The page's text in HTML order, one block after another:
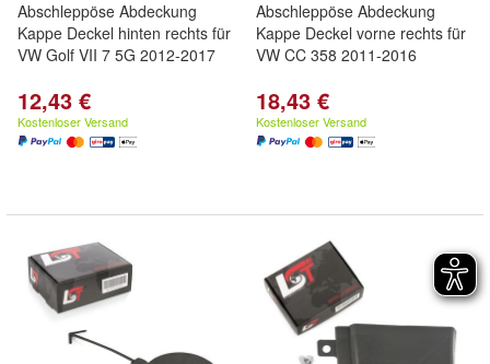
Abschleppöse Abdeckung
Kappe Deckel hinten rechts für
VW Golf VII 7 5G 2012-2017
12,43 €
Kostenloser Versand
Abschleppöse Abdeckung
Kappe Deckel vorne rechts für
VW CC 358 2011-2016
18,43 €
Kostenloser Versand